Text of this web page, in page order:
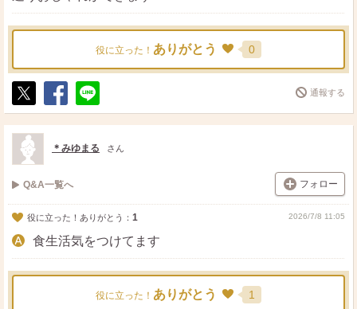
役に立った！ ありがとう 0
ポ
ス
ト
シ
ェ
送
る
通報する
＊みゆまる さん
Q&A一覧へ フォロー
役に立った！ありがとう： 1 2026/7/8 11:05
食生活気をつけてます
役に立った！ ありがとう 1